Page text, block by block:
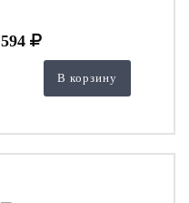
594
В корзину